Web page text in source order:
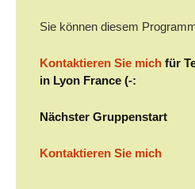
Sie können diesem
Kontaktieren Sie mich für
in Lyon France (-:
Nächster Gruppenstart
Kontaktieren Sie mich